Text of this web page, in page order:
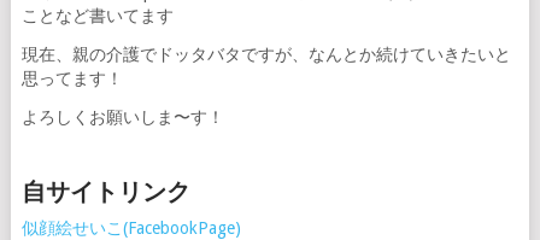
ことなど書いてます
現在、親の介護でドッタバタですが、なんとか続けていきたいと
思ってます！
よろしくお願いしま〜す！
自サイトリンク
似顔絵せいこ(FacebookPage)